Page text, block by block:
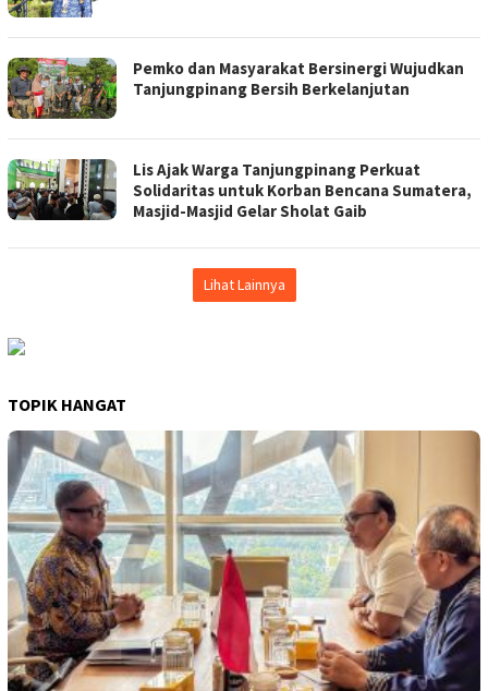
Pemko dan Masyarakat Bersinergi Wujudkan
Tanjungpinang Bersih Berkelanjutan
Lis Ajak Warga Tanjungpinang Perkuat
Solidaritas untuk Korban Bencana Sumatera,
Masjid-Masjid Gelar Sholat Gaib
Lihat Lainnya
TOPIK HANGAT